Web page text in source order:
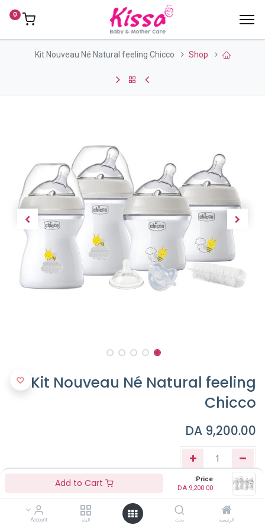
Price:
9,200.00
الرئيسية بحث الفئة Account
0
Shop
Kit Nouveau Né Natural feeling Chicco
Kit Nouveau Né Natural feeling
Chicco
9,200.00
Add to Cart